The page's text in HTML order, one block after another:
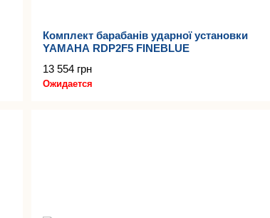
Комплект барабанів ударної установки
YAMAHA RDP2F5 FINEBLUE
13 554 грн
Ожидается